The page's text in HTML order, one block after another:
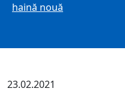
haină nouă
23.02.2021